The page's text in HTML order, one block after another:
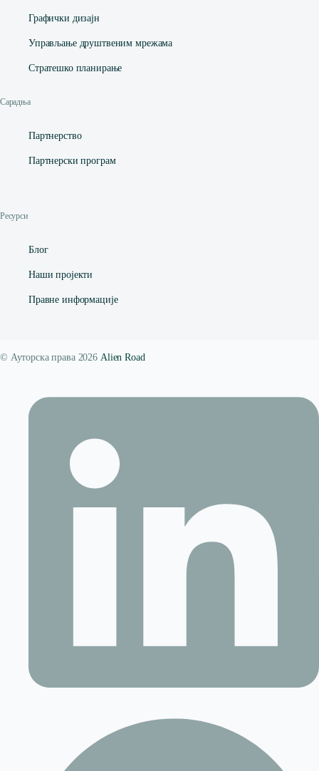
Графички дизајн
Управљање друштвеним мрежама
Стратешко планирање
Сарадња
Партнерство
Партнерски програм
Ресурси
Блог
Наши пројекти
Правне информације
© Ауторска права 2026 Alien Road
Contact